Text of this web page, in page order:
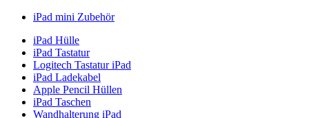
iPad mini Zubehör
iPad Hülle
iPad Tastatur
Logitech Tastatur iPad
iPad Ladekabel
Apple Pencil Hüllen
iPad Taschen
Wandhalterung iPad